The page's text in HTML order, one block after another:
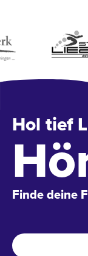
Hol tief
Finde deine
Name *